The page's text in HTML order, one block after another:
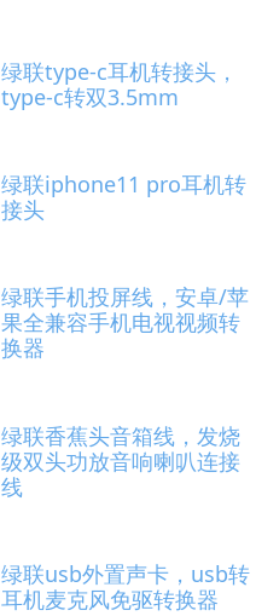
绿联type-c耳机转接头，
type-c转双3.5mm
绿联iphone11 pro耳机转
接头
绿联手机投屏线，安卓/苹
果全兼容手机电视视频转
换器
绿联香蕉头音箱线，发烧
级双头功放音响喇叭连接
线
绿联usb外置声卡，usb转
耳机麦克风免驱转换器